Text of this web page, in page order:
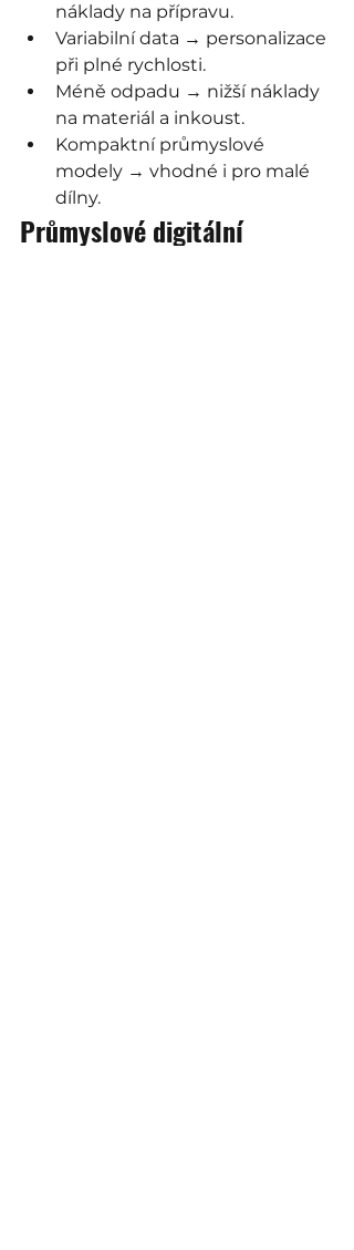
náklady na přípravu.
Variabilní data → personalizace
při plné rychlosti.
Méně odpadu → nižší náklady
na materiál a inkoust.
Kompaktní průmyslové
modely → vhodné i pro malé
dílny.
Průmyslové digitální